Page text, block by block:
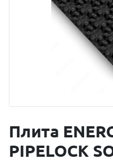
Плита
PIPELOCK